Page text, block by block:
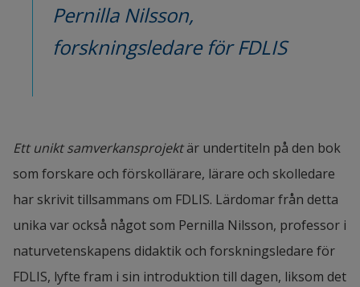
Pernilla Nilsson,
forskningsledare för FDLIS
Ett unikt samverkansprojekt är undertiteln på den bok
som forskare och förskollärare, lärare och skolledare
har skrivit tillsammans om FDLIS. Lärdomar från detta
unika var också något som Pernilla Nilsson, professor i
naturvetenskapens didaktik och forskningsledare för
FDLIS, lyfte fram i sin introduktion till dagen, liksom det